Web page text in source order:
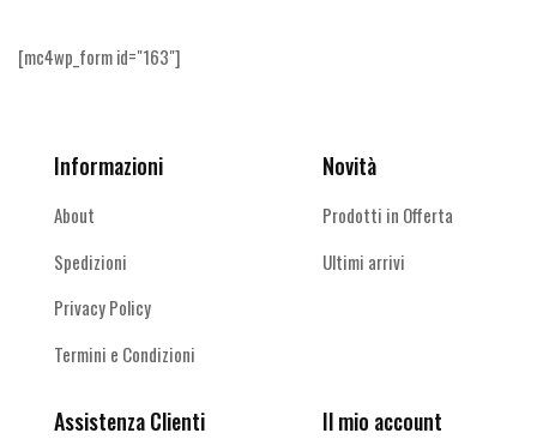
[mc4wp_form id="163"]
Informazioni
About
Spedizioni
Privacy Policy
Termini e Condizioni
Novità
Prodotti in Offerta
Ultimi arrivi
Assistenza Clienti Il mio account